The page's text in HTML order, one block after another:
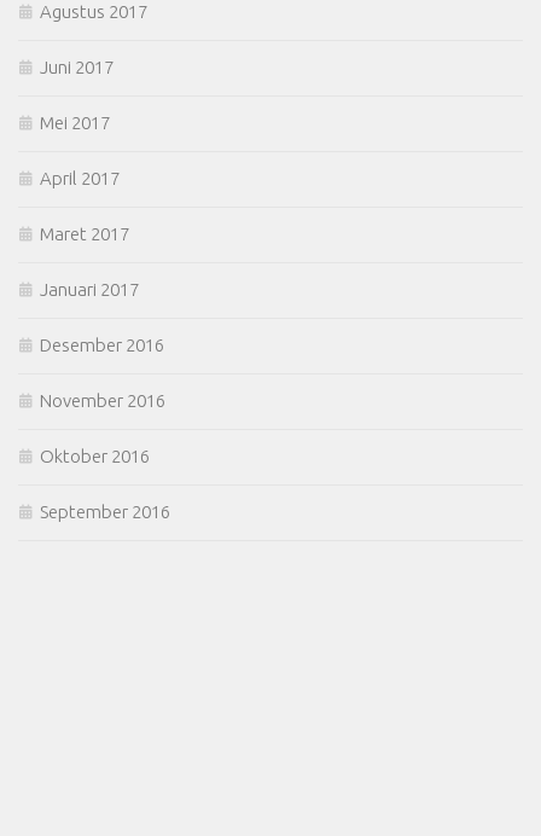
Agustus 2017
Juni 2017
Mei 2017
April 2017
Maret 2017
Januari 2017
Desember 2016
November 2016
Oktober 2016
September 2016